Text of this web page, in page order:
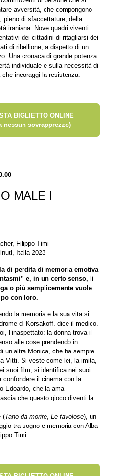
avversità, che compongono
pieno di sfaccettature, della
iraniana. Nove quadri viventi
dei cittadini di ritagliarsi dei
di ribellione, a dispetto di un
Una cronaca di grande potenza
individuale e sulla necessità di
incoraggi la resistenza.
BIGLIETTO ONLINE
nessun sovrapprezzo)
MALE I
Filippo Timi
Italia 2023
di perdita di memoria emotiva
e, in un certo senso, li
o più semplicemente vuole
con loro.
la memoria e la sua vita si
di Korsakoff, dice il medico.
l’inaspettato: la donna trova il
alle cose prendendo in
un’altra Monica, che ha sempre
Vitti. Si veste come lei, la imita,
suoi film, si identifica nei suoi
confondere il cinema con la
Edoardo, che la ama
che questo gioco diventi la
(Tano da morire Le favolose), un
tra sogno e memoria con Alba
Timi.